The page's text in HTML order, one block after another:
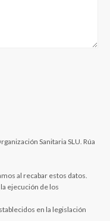
Sanitaria SLU. Rúa
al recabar estos datos.
ejecución de los
en la legislación